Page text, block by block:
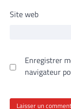
Site web
Enregistrer
navigateur